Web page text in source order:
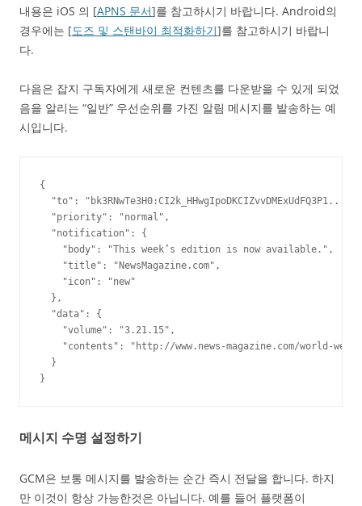
내용은 iOS 의 [APNS 문서]를 참고하시기 바랍니다. Android의
경우에는 [도즈 및 스탠바이 최적화하기]를 참고하시기 바랍니
다.
다음은 잡지 구독자에게 새로운 컨텐츠를 다운받을 수 있게 되었
음을 알리는 “일반” 우선순위를 가진 알림 메시지를 발송하는 예
시입니다.
{
  "to": "bk3RNwTe3H0:CI2k_HHwgIpoDKCIZvvDMExUdFQ3P1...",
  "priority": "normal",
  "notification": {
    "body": "This week’s edition is now available.",
    "title": "NewsMagazine.com",
    "icon": "new"
  },
  "data": {
    "volume": "3.21.15",
"contents": "http://www.news-magazine.com/world-
  }
}
메시지 수명 설정하기
GCM은 보통 메시지를 발송하는 순간 즉시 전달을 합니다. 하지
만 이것이 항상 가능한것은 아닙니다. 예를 들어 플랫폼이